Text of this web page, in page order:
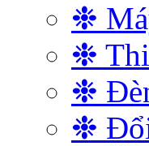
❉
❉
❉
❉